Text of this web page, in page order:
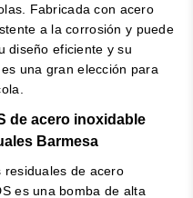
Fabricada con acero
a la corrosión y puede
diseño eficiente y su
una gran elección para
de acero inoxidable
Barmesa
residuales de acero
es una bomba de alta